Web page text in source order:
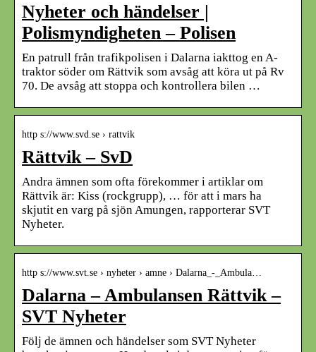
Nyheter och händelser |
Polismyndigheten – Polisen
En patrull från trafikpolisen i Dalarna iakttog en A-
traktor söder om Rättvik som avsåg att köra ut på Rv
70. De avsåg att stoppa och kontrollera bilen …
http s://www.svd.se › rattvik
Rättvik – SvD
Andra ämnen som ofta förekommer i artiklar om
Rättvik är: Kiss (rockgrupp), … för att i mars ha
skjutit en varg på sjön Amungen, rapporterar SVT
Nyheter.
http s://www.svt.se › nyheter › amne › Dalarna_-_Ambula…
Dalarna – Ambulansen Rättvik –
SVT Nyheter
Följ de ämnen och händelser som SVT Nyheter